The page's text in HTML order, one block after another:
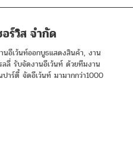
ร์วิส จำกัด
นอีเว้นท์ออกบูธแสดงสินค้า, งาน
ลี่ รับจัดงานอีเว้นท์ ด้วยทีมงาน
าร์ตี้ จัดอีเว้นท์ มามากกว่า1000